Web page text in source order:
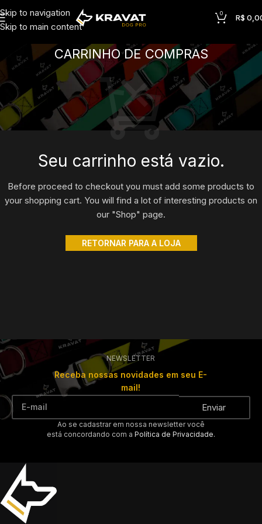
Skip to navigation
Skip to main content
0 R$
CARRINHO DE COMPRAS
Seu carrinho está vazio.
Before proceed to checkout you must add some products to
your shopping cart. You will find a lot of interesting products on
our "Shop" page.
RETORNAR PARA A LOJA
NEWSLETTER
Receba nossas novidades em seu E-
mail!
Enviar
Ao se cadastrar em nossa newsletter você
está concordando com a Política de Privacidade.